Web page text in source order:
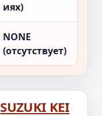
иях)
NONE
(отсутствует)
SUZUKI KEI